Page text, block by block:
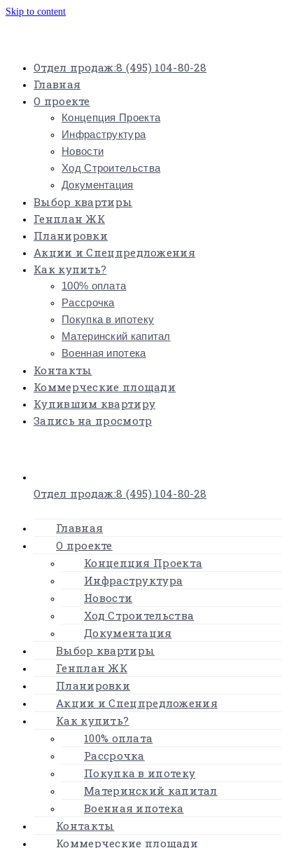
Skip to content
Отдел продаж:8 (495) 104-80-28
Главная
О проекте
Концепция Проекта
Инфраструктура
Новости
Ход Строительства
Документация
Выбор квартиры
Генплан ЖК
Планировки
Акции и Спецпредложения
Как купить?
100% оплата
Рассрочка
Покупка в ипотеку
Материнский капитал
Военная ипотека
Контакты
Коммерческие площади
Купившим квартиру
Запись на просмотр
Отдел продаж:8 (495) 104-80-28
Главная
О проекте
Концепция Проекта
Инфраструктура
Новости
Ход Строительства
Документация
Выбор квартиры
Генплан ЖК
Планировки
Акции и Спецпредложения
Как купить?
100% оплата
Рассрочка
Покупка в ипотеку
Материнский капитал
Военная ипотека
Контакты
Коммерческие площади